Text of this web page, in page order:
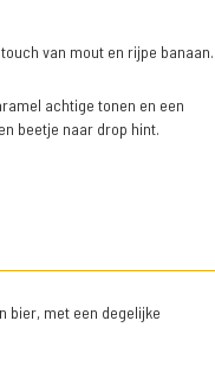
van mout en rijpe banaan.
achtige tonen en een
beetje naar drop hint.
bier, met een degelijke